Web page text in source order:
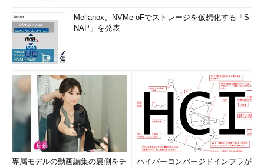
Mellanox、NVMe-oFでストレージを仮想化する「S
NAP」を発表
専属モデルの動画編集の裏側をチ
ハイパーコンバージドインフラが